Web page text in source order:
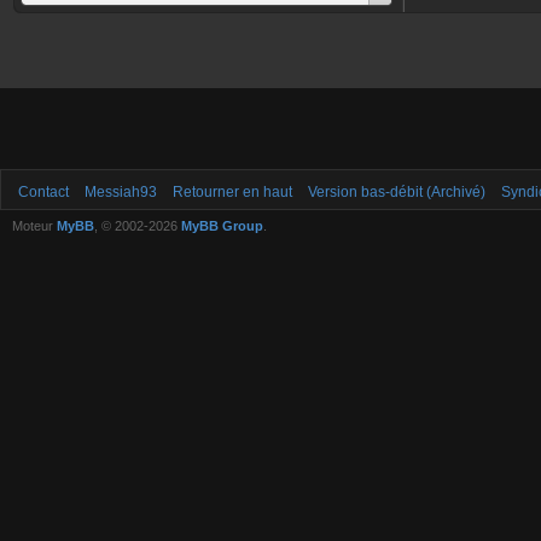
Contact Messiah93 Retourner en haut Version bas-débit (Archivé)
Moteur MyBB , © 2002-2026 MyBB Group